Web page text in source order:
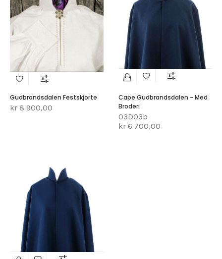
Gudbrandsdalen Festskjorte
kr 8 900,00
Cape Gudbrandsdalen - Med
Broderi
03D03b
kr 6 700,00